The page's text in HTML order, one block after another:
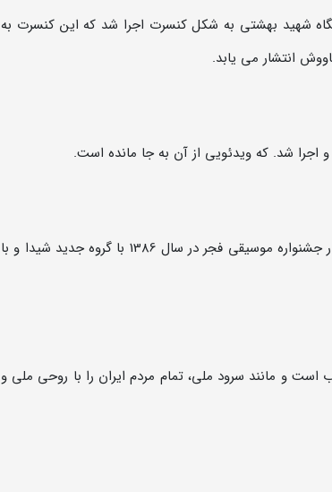
شجریان ضبط و منتشر شد در آذرماه 1358 در دانشگاه شهید بهشتی به شکل کنسرت اجرا شد که این کنسرت به
انتشار می یابد.
شد. که ویدئویی از آن به جا مانده است.
بعد از بازگشت محمدرضا لطفی به ایران در سال هشتاد و چهار، این اثر در جشنواره موسیقی فجر در سال 1386 با گروه جدید شیدا و با
و مانند سرود ملی، تمام مردم ایران را با روحی ملی و